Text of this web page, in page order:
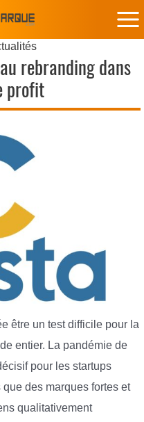
rebranding dans
profit
être un test difficile pour la
entier. La pandémie de
pour les startups
des marques fortes et
qualitativement